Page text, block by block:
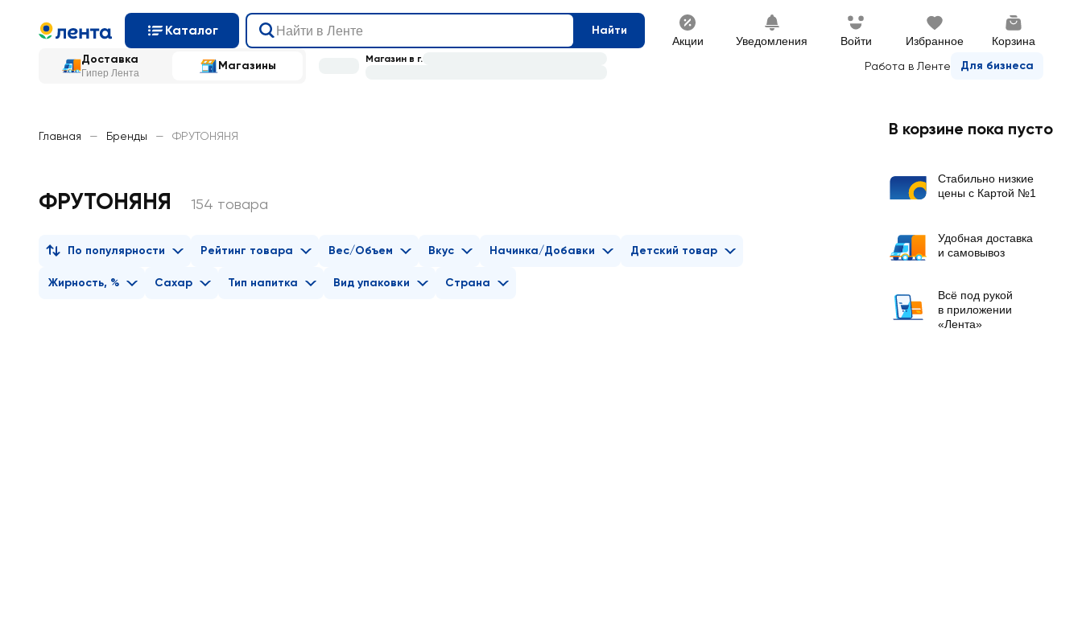
Каталог Найти
Акции Уведомления Войти Избранное Корзина
Доставка
Гипер Лента
Магазины Работа в Ленте Для бизнеса
Магазин в г.
Главная — Бренды — ФРУТОНЯНЯ
ФРУТОНЯНЯ 154 товара
По популярности Рейтинг товара Вес/Объем Вкус Начинка/Добавки Детский товар
Жирность, % Сахар Тип напитка Вид упаковки Страна
В корзине пока пусто
Стабильно низкие
цены с Картой №1
Удобная доставка
и самовывоз
Всё под рукой
в приложении
«Лента»